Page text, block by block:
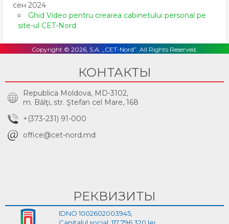
сен 2024
Ghid Video pentru crearea cabinetului personal pe
site-ul CET-Nord
Copyright © 2026, S.A. „CET-Nord”. All Rights Reserved.
КОНТАКТЫ
Republica Moldova, MD-3102,
m. Bălţi, str. Ştefan cel Mare, 168
+(373-231) 91-000
office@cet-nord.md
РЕКВИЗИТЫ
IDNO 1002602003945,